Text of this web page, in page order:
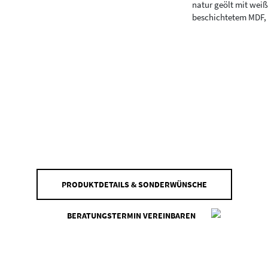
PRODUKTDETAILS & SONDERWÜNSCHE
BERATUNGSTERMIN VEREINBAREN